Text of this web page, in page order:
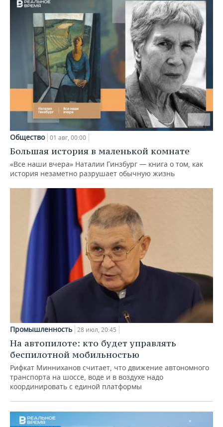
Общество 01 авг, 00:00
Большая история в маленькой комнате
«Все наши вчера» Наталии Гинзбург — книга о том, как
история незаметно разрушает обычную жизнь
Промышленность 28 июл, 20:45
На автопилоте: кто будет управлять
беспилотной мобильностью
Рифкат Минниханов считает, что движение автономного
транспорта на шоссе, воде и в воздухе надо
координировать с единой платформы